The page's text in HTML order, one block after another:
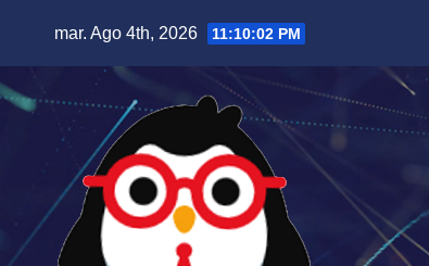
contenido
mar. Ago 4th, 2026 11:10:04 PM